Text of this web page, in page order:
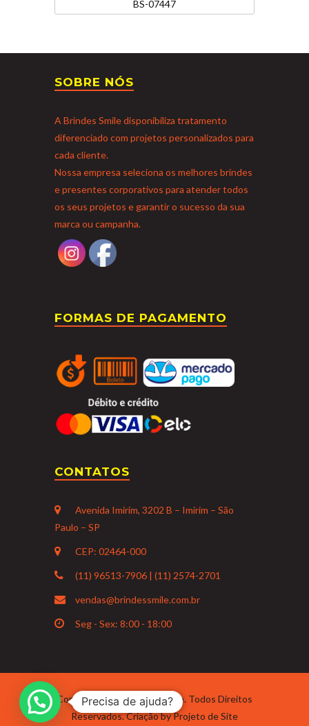
BS-07447
SOBRE NÓS
A Brindes Smile disponibiliza tratamento
diferenciado com projetos personalizados para
cada cliente.
Nossa empresa seleciona os melhores brindes
e presentes corporativos para atender todos
os seus projetos e garantir o sucesso da sua
marca ou campanha.
FORMAS DE PAGAMENTO
CONTATOS
Avenida Imirim, 3202 B – Imirim – São
Paulo – SP
CEP: 02464-000
(11) 96513-7906 | (11) 2574-2701
vendas@brindessmile.com.br
Seg - Sex: 8:00 - 18:00
Copyright 2021 Brindes Smile. Todos Direitos
Reservados. Criação byProjeto de Site
Precisa de ajuda?